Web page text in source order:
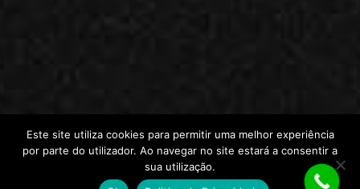
Este site utiliza cookies para permitir uma melhor experiência
por parte do utilizador. Ao navegar no site estará a consentir a
sua utilização.